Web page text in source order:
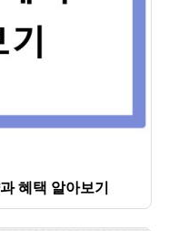
혜택 알아보기